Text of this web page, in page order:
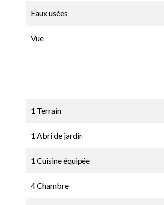
Eaux usées
Vue
1 Terrain
1 Abri de jardin
1 Cuisine équipée
4 Chambre